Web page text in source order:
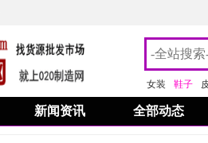
女装 鞋子
新闻资讯 全部动态